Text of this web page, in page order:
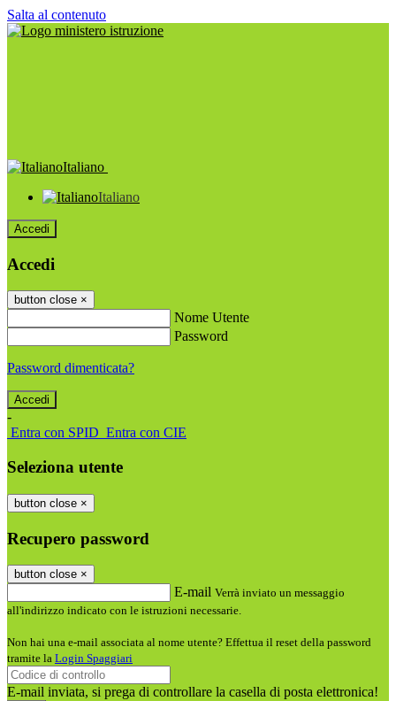
Salta al contenuto
Italiano
Italiano
Accedi
Accedi
button close ×
Nome Utente
Password
Password dimenticata?
-
Entra con SPID Entra con CIE
Seleziona utente
button close ×
Recupero password
button close ×
E-mail Verrà inviato un messaggio
all'indirizzo indicato con le istruzioni necessarie.
Non hai una e-mail associata al nome utente? Effettua il reset della password
tramite la Login Spaggiari
E-mail inviata, si prega di controllare la casella di posta elettronica!